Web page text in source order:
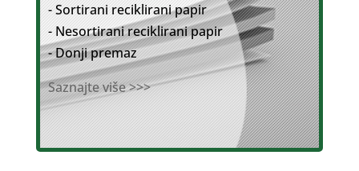
- Sortirani reciklirani papir
- Nesortirani reciklirani papir
- Donji premaz
Saznajte više >>>